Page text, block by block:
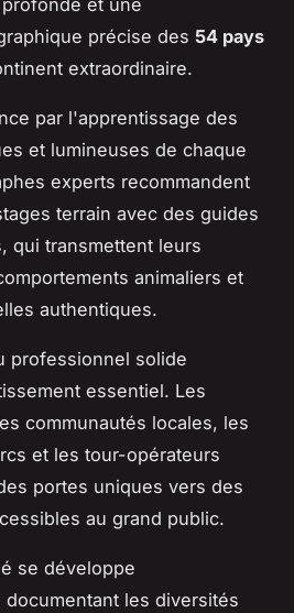
et une
précise des 54 pays
extraordinaire.
par l'apprentissage des
et lumineuses de chaque
experts recommandent
terrain avec des guides
qui transmettent leurs
animaliers et
authentiques.
professionnel solide
essentiel. Les
communautés locales, les
et les tour-opérateurs
portes uniques vers des
au grand public.
se développe
les diversités